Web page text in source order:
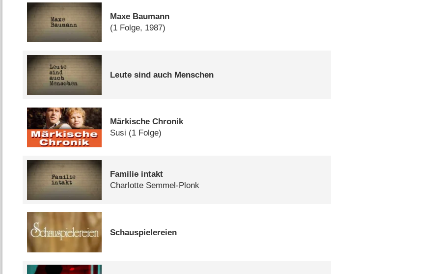
Maxe Baumann
(1 Folge, 1987)
Leute sind auch Menschen
Märkische Chronik
Susi (1 Folge)
Familie intakt
Charlotte Semmel-Plonk
Schauspielereien